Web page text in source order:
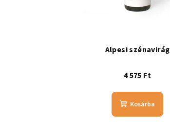
Alpesi szénavirág
4 575 Ft
Kosárba